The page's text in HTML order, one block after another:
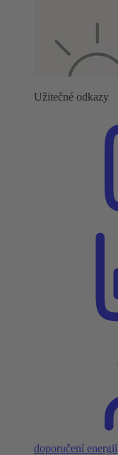
Užitečné odkazy
doporučení energií